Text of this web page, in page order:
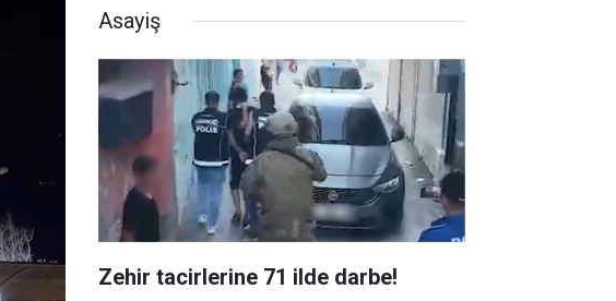
Asayiş
Zehir tacirlerine 71 ilde darbe!